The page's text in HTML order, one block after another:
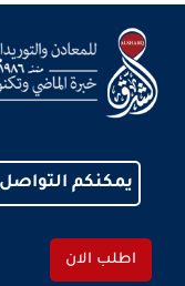
يمكنكم
اطلب الان